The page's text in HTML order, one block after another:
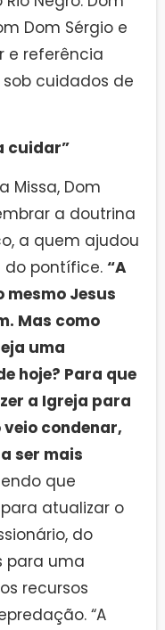
Dom Sérgio e
e referência
cuidados de
cuidar”
Missa, Dom
a doutrina
a quem ajudou
do pontífice. “A
mesmo Jesus
Mas como
uma
hoje? Para que
a Igreja para
veio condenar,
ser mais
que
para atualizar o
do
para uma
recursos
“A